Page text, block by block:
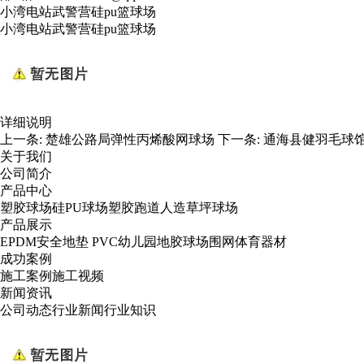
小湾电站武警营硅pu篮球场
小湾电站武警营硅pu篮球场
详细说明
上一条: 楚雄公路局弹性丙烯酸网球场 下一条: 通海县健羽毛球
关于我们
公司简介
产品中心
塑胶球场硅PU球场塑胶跑道 人造草坪球场
产品展示
EPDM安全地垫 PVC幼儿园地胶球场围网体育器材
成功案例
施工案例施工视频
新闻资讯
公司动态行业新闻行业知识